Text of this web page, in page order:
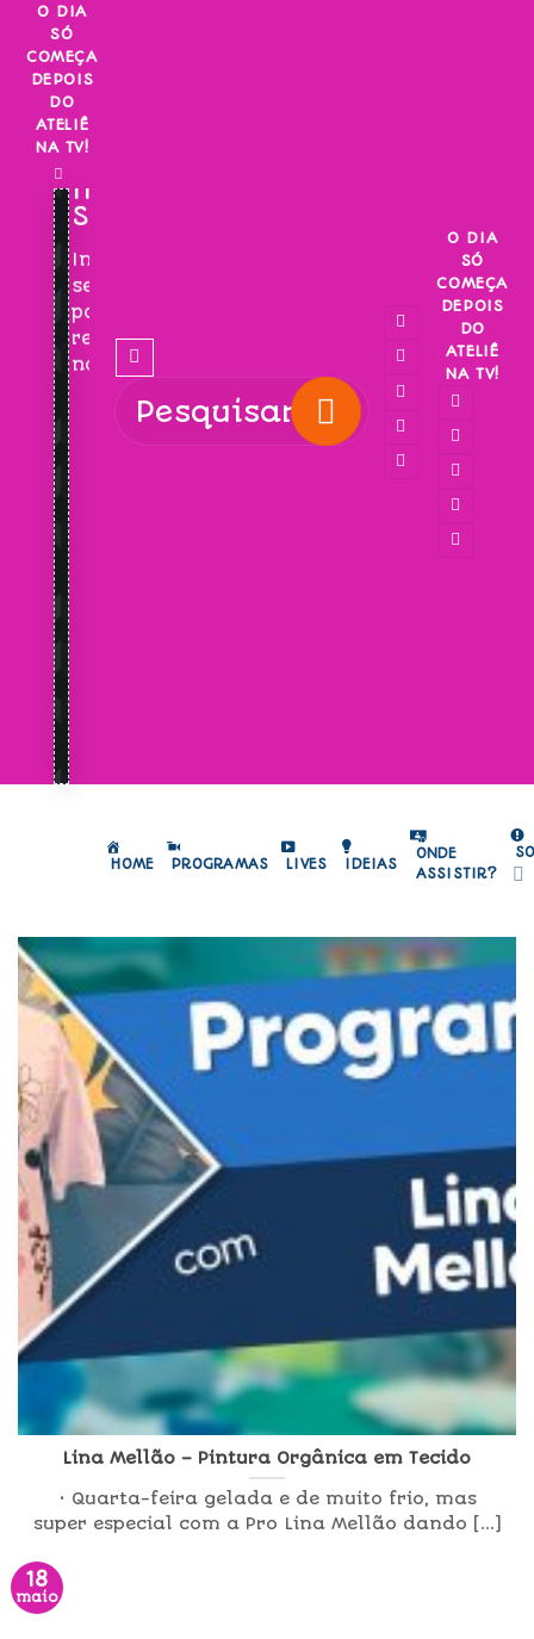
Skip
content
O DIA
SÓ
COMEÇA
DEPOIS
DO
ATELIÊ
NA TV!
INSCREVA-
SE!
Inscreva-
se
para
receber
novidades!
O DIA
SÓ
COMEÇA
DEPOIS
DO
ATELIÊ
NA TV!
HOME PROGRAMAS LIVES IDEIAS
ONDE
ASSISTIR?
Lina Mellão – Pintura Orgânica em Tecido
• Quarta-feira gelada e de muito frio, mas
super especial com a Pro Lina Mellão dando [...]
18
maio